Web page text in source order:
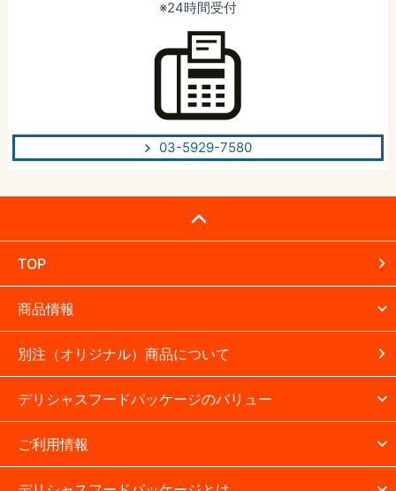
※24時間受付
03-5929-7580
TOP
商品情報
別注（オリジナル）商品について
デリシャスフードパッケージのバリュー
ご利用情報